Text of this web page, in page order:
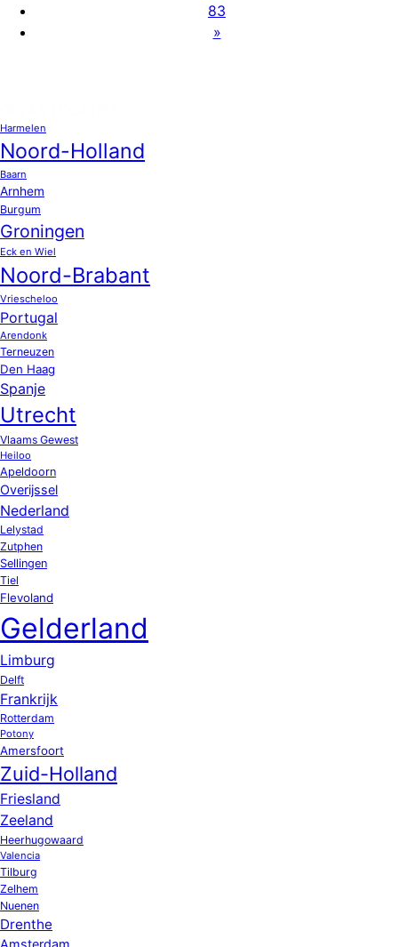
83
»
Harmelen
Noord-Holland
Baarn
Arnhem
Burgum
Groningen
Eck en Wiel
Noord-Brabant
Vriescheloo
Portugal
Arendonk
Terneuzen
Den Haag
Spanje
Utrecht
Vlaams Gewest
Heiloo
Apeldoorn
Overijssel
Nederland
Lelystad
Zutphen
Sellingen
Tiel
Flevoland
Gelderland
Limburg
Delft
Frankrijk
Rotterdam
Potony
Amersfoort
Zuid-Holland
Friesland
Zeeland
Heerhugowaard
Valencia
Tilburg
Zelhem
Nuenen
Drenthe
Amsterdam